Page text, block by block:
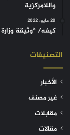
واللامركزية
20 مايو، 2022
كيفه/ “وثيقة
التصنيفات
الأخبار
غير مصنف
مقابلات
مقالات